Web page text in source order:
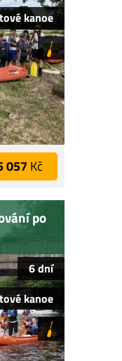
kanoe
057 Kč
po
6 dní
kanoe